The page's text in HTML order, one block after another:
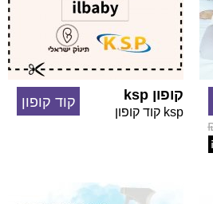
קופון ksp
ksp קוד קופון
קוד קופון